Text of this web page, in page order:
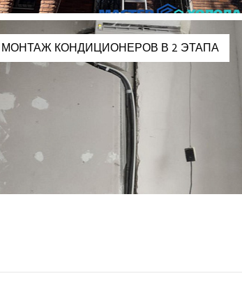
МОНТАЖ КОНДИЦИОНЕРОВ В 2 ЭТАПА